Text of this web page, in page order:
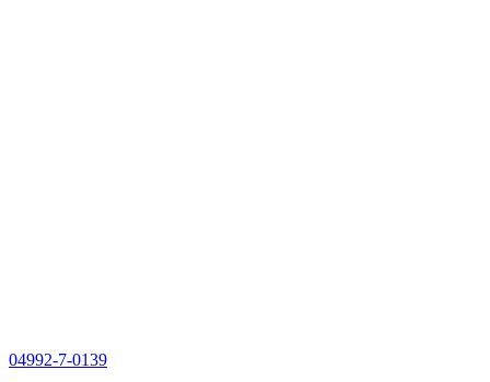
04992-7-0139